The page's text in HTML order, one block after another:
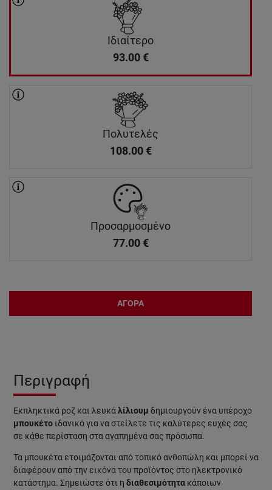
Ιδιαίτερο
93.00 €
Πολυτελές
108.00 €
Προσαρμοσμένο
77.00 €
ΑΓΟΡΑ
Περιγραφή
Εκπληκτικά ροζ και λευκά λίλιουμ δημιουργούν ένα υπέροχο
μπουκέτο ιδανικό για να στείλετε τις καλύτερες ευχές σας
σε κάθε περίσταση στα αγαπημένα σας πρόσωπα.
Τα μπουκέτα ετοιμάζονται από τοπικό ανθοπώλη και μπορεί να
διαφέρουν από την εικόνα του προϊόντος στο ηλεκτρονικό
κατάστημα. Σημειώστε ότι η διαθεσιμότητα κάποιων